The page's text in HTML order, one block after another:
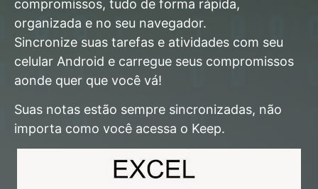
compromissos, tudo de forma rápida,
organizada e no seu navegador.
Sincronize suas tarefas e atividades com seu
celular Android e carregue seus compromissos
aonde quer que você vá!
Suas notas estão sempre sincronizadas, não
importa como você acessa o Keep.